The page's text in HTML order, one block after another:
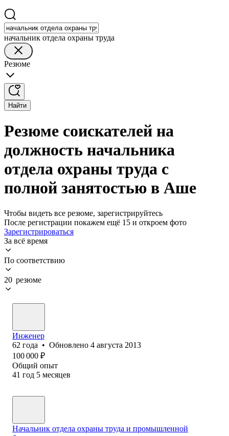
начальник отдела охраны труда
Резюме
Найти
Резюме соискателей на
должность начальника
отдела охраны труда с
полной занятостью в Аше
Чтобы видеть все резюме, зарегистрируйтесь
После регистрации покажем ещё 15 и откроем фото
Зарегистрироваться
За всё время
По соответствию
20 резюме
Инженер
62 года • Обновлено 4 августа 2013
100 000 ₽
Общий опыт
41 год 5 месяцев
Начальник отдела охраны труда и промышленной